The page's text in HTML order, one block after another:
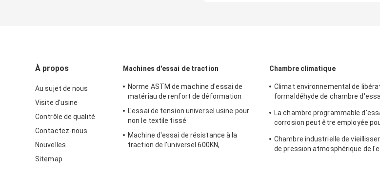
À propos
Au sujet de nous
Visite d'usine
Contrôle de qualité
Contactez-nous
Nouvelles
Sitemap
Machines d'essai de traction
Norme ASTM de machine d'essai de
matériau de renfort de déformation
L'essai de tension universel usine pour
non le textile tissé
Machine d'essai de résistance à la
traction de l'universel 600KN,
Chambre climatique
Climat environnemental de
formaldéhyde de chambre
La chambre programmable
corrosion peut être employée
Chambre industrielle de
de pression atmosphérique de